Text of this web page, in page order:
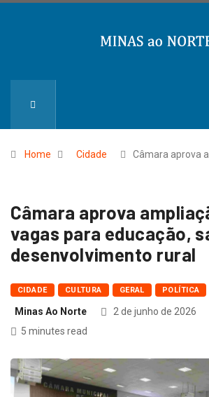
Home Cidade Câmara aprova
Câmara aprova
vagas para educação,
desenvolvimento rural
CIDADE CULTURA GERAL POLÍTICA
Minas Ao Norte 2 de junho de 2026
5 minutes read